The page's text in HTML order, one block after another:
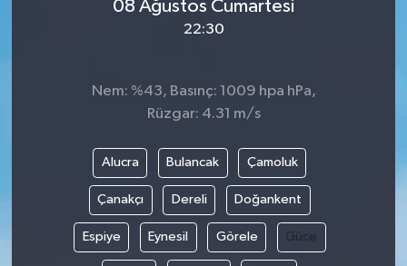
08 Ağustos Cumartesi
22:30
Nem: %43, Basınç: 1009 hpa hPa,
Rüzgar: 4.31 m/s
Alucra Bulancak Çamoluk
Çanakçı Dereli Doğankent
Espiye Eynesil Görele Güce